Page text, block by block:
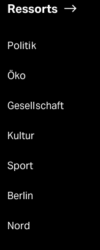
Ressorts
Politik
Öko
Gesellschaft
Kultur
Sport
Berlin
Nord